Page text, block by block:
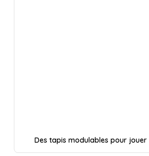
Des tapis modulables pour jouer